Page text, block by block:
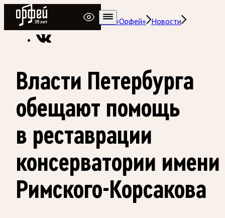
Радио Орфей
Радио классической музыки «Орфей» Новости
Власти Петербурга
обещают помощь
в реставрации
консерватории имени
Римского-Корсакова